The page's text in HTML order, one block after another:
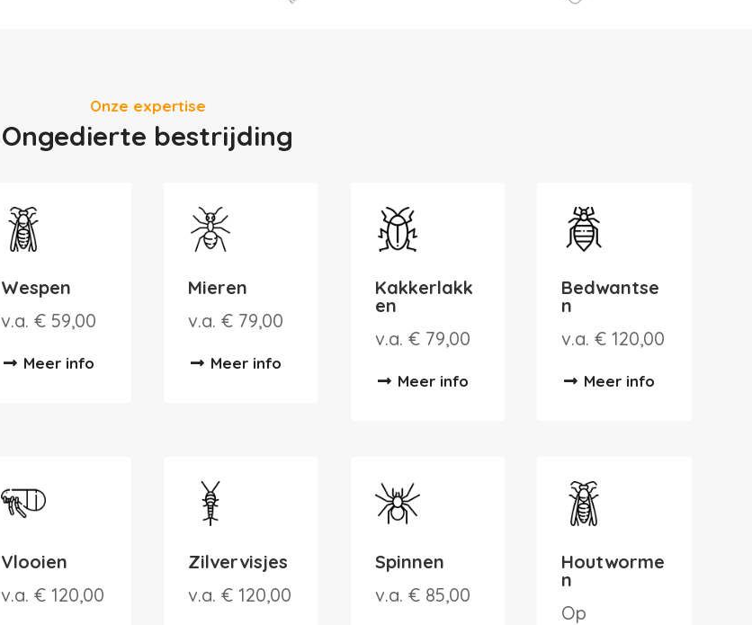
Onze expertise
Ongedierte bestrijding
Wespen
v.a. € 59,00
Meer info
Mieren
v.a. € 79,00
Meer info
Kakkerlakk
en
v.a. € 79,00
Meer info
Bedwantse
n
v.a. € 120,00
Meer info
Vlooien
v.a. € 120,00
Zilvervisjes
v.a. € 120,00
Spinnen
v.a. € 85,00
Houtworme
n
Op